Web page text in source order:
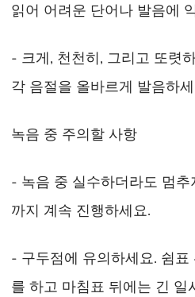
읽어 어려운 단어나 발음에
- 크게, 천천히, 그리고 또렷
각 음절을 올바르게 발음하
녹음 중 주의할 사항
- 녹음 중 실수하더라도 멈
까지 계속 진행하세요.
- 구두점에 유의하세요. 쉼
를 하고 마침표 뒤에는 긴 일